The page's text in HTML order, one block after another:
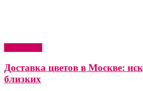
Доставка цветов в Москве:
близких